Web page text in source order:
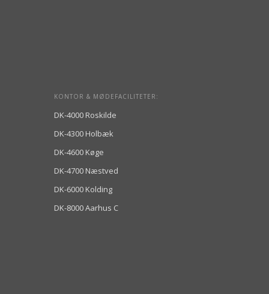
KONTOR & MØDEFACILITETER:
DK-4000 Roskilde
DK-4300 Holbæk
DK-4600 Køge
DK-4700 Næstved
DK-6000 Kolding
DK-8000 Aarhus C